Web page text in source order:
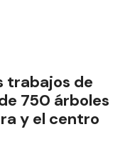
trabajos de
750 árboles
y el centro